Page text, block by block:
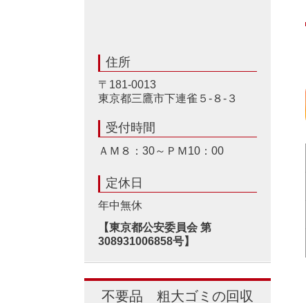
住所
〒181-0013
東京都三鷹市下連雀５-８-３
受付時間
ＡＭ８：30～ＰＭ10：00
定休日
年中無休
【東京都公安委員会 第
308931006858号】
不要品 粗大ゴミの回収